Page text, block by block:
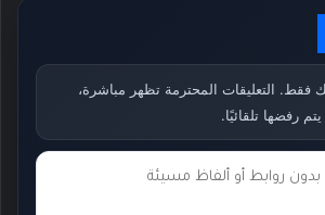
فقط. التعليقات المحترمة تظهر مباشرة،
رفضها تلقائيًا.